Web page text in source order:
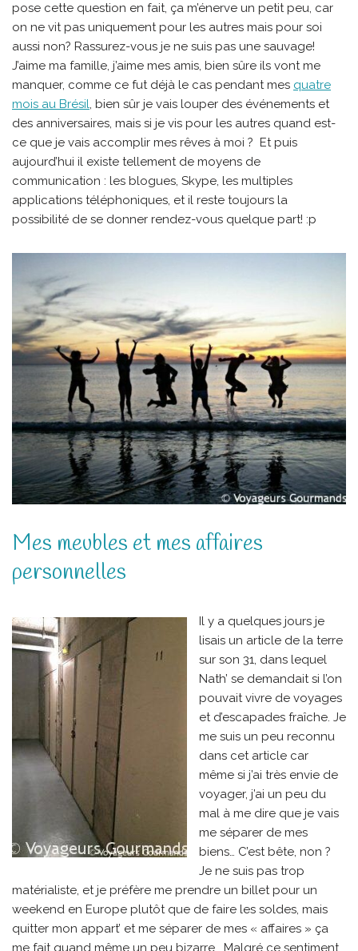
pose cette question en fait, ça m’énerve un petit peu, car
on ne vit pas uniquement pour les autres mais pour soi
aussi non? Rassurez-vous je ne suis pas une sauvage!
J’aime ma famille, j’aime mes amis, bien sûre ils vont me
manquer, comme ce fut déjà le cas pendant mes quatre
mois au Brésil, bien sûr je vais louper des événements et
des anniversaires, mais si je vis pour les autres quand est-
ce que je vais accomplir mes rêves à moi ? Et puis
aujourd’hui il existe tellement de moyens de
communication : les blogues, Skype, les multiples
applications téléphoniques, et il reste toujours la
possibilité de se donner rendez-vous quelque part! :p
Mes meubles et mes affaires
personnelles
Il y a quelques jours je
lisais un article de la terre
sur son 31, dans lequel
Nath’ se demandait si l’on
pouvait vivre de voyages
et d’escapades fraîche. Je
me suis un peu reconnu
dans cet article car
même si j’ai très envie de
voyager, j’ai un peu du
mal à me dire que je vais
me séparer de mes
biens… C’est bête, non ?
Je ne suis pas trop
matérialiste, et je préfère me prendre un billet pour un
weekend en Europe plutôt que de faire les soldes, mais
quitter mon appart’ et me séparer de mes « affaires » ça
me fait quand même un peu bizarre… Malgré ce sentiment,